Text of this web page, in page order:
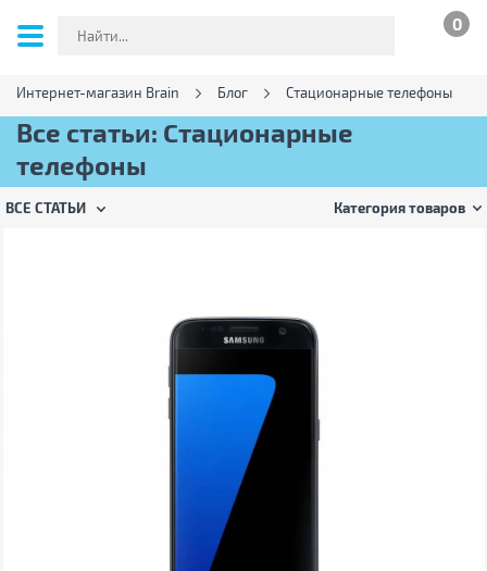
0
Интернет-магазин Brain Блог Стационарные телефоны
Все статьи: Стационарные
телефоны
ВСЕ СТАТЬИ Категория товаров